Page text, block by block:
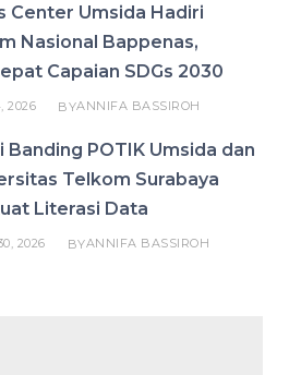
Center Umsida Hadiri
Nasional Bappenas,
Capaian SDGs 2030
2026 BYANNIFA BASSIROH
Banding POTIK Umsida dan
Telkom Surabaya
Literasi Data
2026 BYANNIFA BASSIROH